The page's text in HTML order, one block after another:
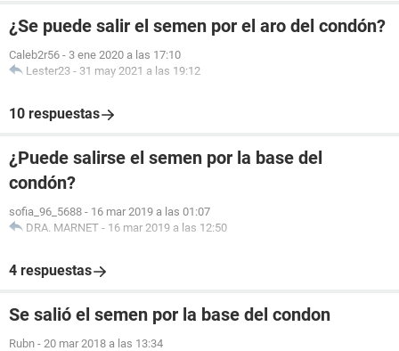
¿Se puede salir el semen por el aro del condón?
Caleb2r56 - 3 ene 2020 a las 17:10
Lester23 - 31 may 2021 a las 19:12
10 respuestas
¿Puede salirse el semen por la base del
condón?
sofia_96_5688 - 16 mar 2019 a las 01:07
DRA. MARNET - 16 mar 2019 a las 12:50
4 respuestas
Se salió el semen por la base del condon
Rubn - 20 mar 2018 a las 13:34